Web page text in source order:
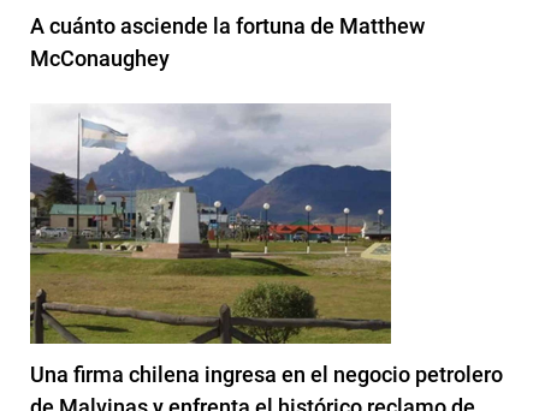
A cuánto asciende la fortuna de Matthew
McConaughey
Una firma chilena ingresa en el negocio petrolero